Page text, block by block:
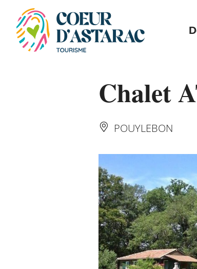
Panneau de gestion des cookies
Chalet
POUYLEBON